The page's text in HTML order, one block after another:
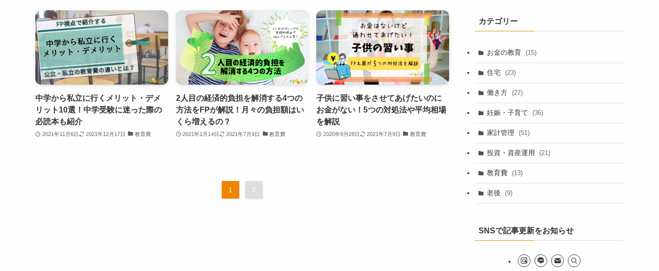
中学から私立に行くメリット・デメ
リット10選！中学受験に迷った際の
必読本も紹介
2021年11月6日 2021年12月17日 教育費
2人目の経済的負担を解消する4つの
方法をFPが解説！月々の負担額はい
くら増えるの？
2021年1月14日 2021年7月9日 教育費
子供に習い事をさせてあげたいのに
お金がない！5つの対処法や平均相場
を解説
2020年9月28日 2021年7月9日 教育費
1 2
カテゴリー
お金の教育 (15)
住宅 (23)
働き方 (27)
妊娠・子育て (36)
家計管理 (51)
投資・資産運用 (21)
教育費 (13)
老後 (9)
SNSで記事更新をお知らせ